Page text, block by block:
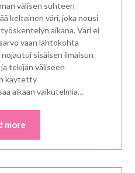
välisen suhteen
keltainen väri, joka nousi
aikana. Väri ei
vaan lähtökohta
sisäisen ilmaisun
tekijän väliseen
käytetty
aikaan vaikutelmia…
more